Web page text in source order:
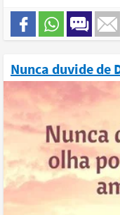
Nunca duvide de